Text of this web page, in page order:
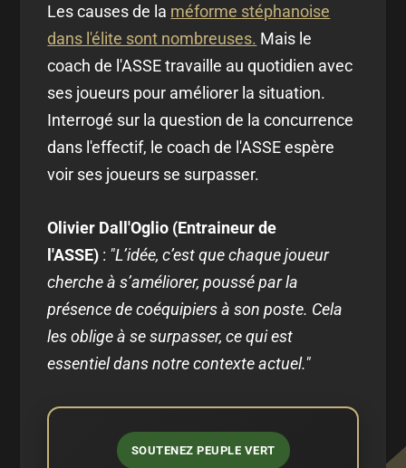
Les causes de la méforme stéphanoise
dans l'élite sont nombreuses. Mais le
coach de l'ASSE travaille au quotidien avec
ses joueurs pour améliorer la situation.
Interrogé sur la question de la concurrence
dans l'effectif, le coach de l'ASSE espère
voir ses joueurs se surpasser.
Olivier Dall'Oglio (Entraineur de
l'ASSE) : "L’idée, c’est que chaque joueur
cherche à s’améliorer, poussé par la
présence de coéquipiers à son poste. Cela
les oblige à se surpasser, ce qui est
essentiel dans notre contexte actuel."
SOUTENEZ PEUPLE VERT